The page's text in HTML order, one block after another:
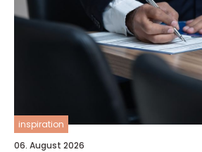
inspiration
06. August 2026